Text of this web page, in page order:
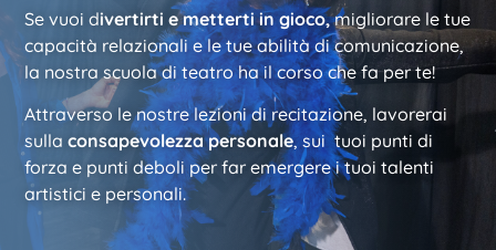
Se vuoi divertirti e metterti in gioco,migliorare le tue
capacità relazionali e le tue abilità di comunicazione,
la nostra scuola di teatro ha il corso che fa per te!
Attraverso le nostre lezioni di recitazione, lavorerai
sullaconsapevolezza personale, sui tuoi punti di
forza e punti deboli per far emergere i tuoi talenti
artistici e personali.